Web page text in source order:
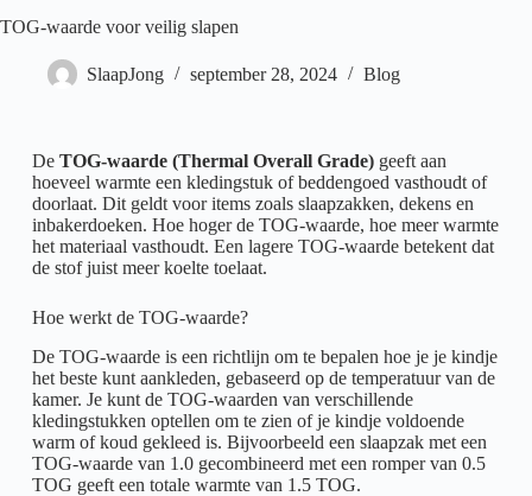
TOG-waarde voor veilig slapen
SlaapJong september 28, 2024 Blog
De TOG-waarde (Thermal Overall Grade)geeft aan
hoeveel warmte een kledingstuk of beddengoed vasthoudt of
doorlaat. Dit geldt voor items zoals slaapzakken, dekens en
inbakerdoeken. Hoe hoger de TOG-waarde, hoe meer warmte
het materiaal vasthoudt. Een lagere TOG-waarde betekent dat
de stof juist meer koelte toelaat.
Hoe werkt de TOG-waarde?
De TOG-waarde is een richtlijn om te bepalen hoe je je kindje
het beste kunt aankleden, gebaseerd op de temperatuur van de
kamer. Je kunt de TOG-waarden van verschillende
kledingstukken optellen om te zien of je kindje voldoende
warm of koud gekleed is. Bijvoorbeeld een slaapzak met een
TOG-waarde van 1.0 gecombineerd met een romper van 0.5
TOG geeft een totale warmte van 1.5 TOG.